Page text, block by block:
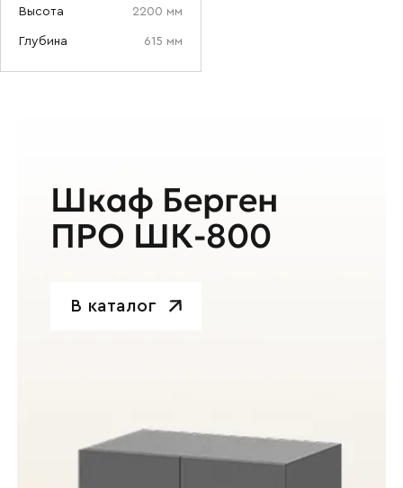
Шкаф Берген
ПРО ШК-800
В каталог
Высота 2200 мм
Глубина 615 мм